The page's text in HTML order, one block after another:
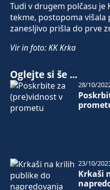
Tudi v drugem polčasu
tekme, postopoma višala
zanesljivo prišla do prve
Vir in foto: KK Krka
Oglejte si še ...
28/10/
Krkaši
23/10/